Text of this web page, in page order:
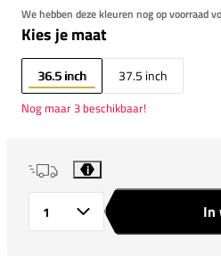
We hebben deze kleuren nog op voorraad
Kies je maat
36.5 inch 37.5 inch
Nog maar 3 beschikbaar!
i
In